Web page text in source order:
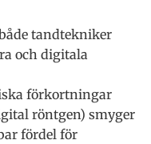
tandtekniker
och digitala
förkortningar
röntgen) smyger
fördel för